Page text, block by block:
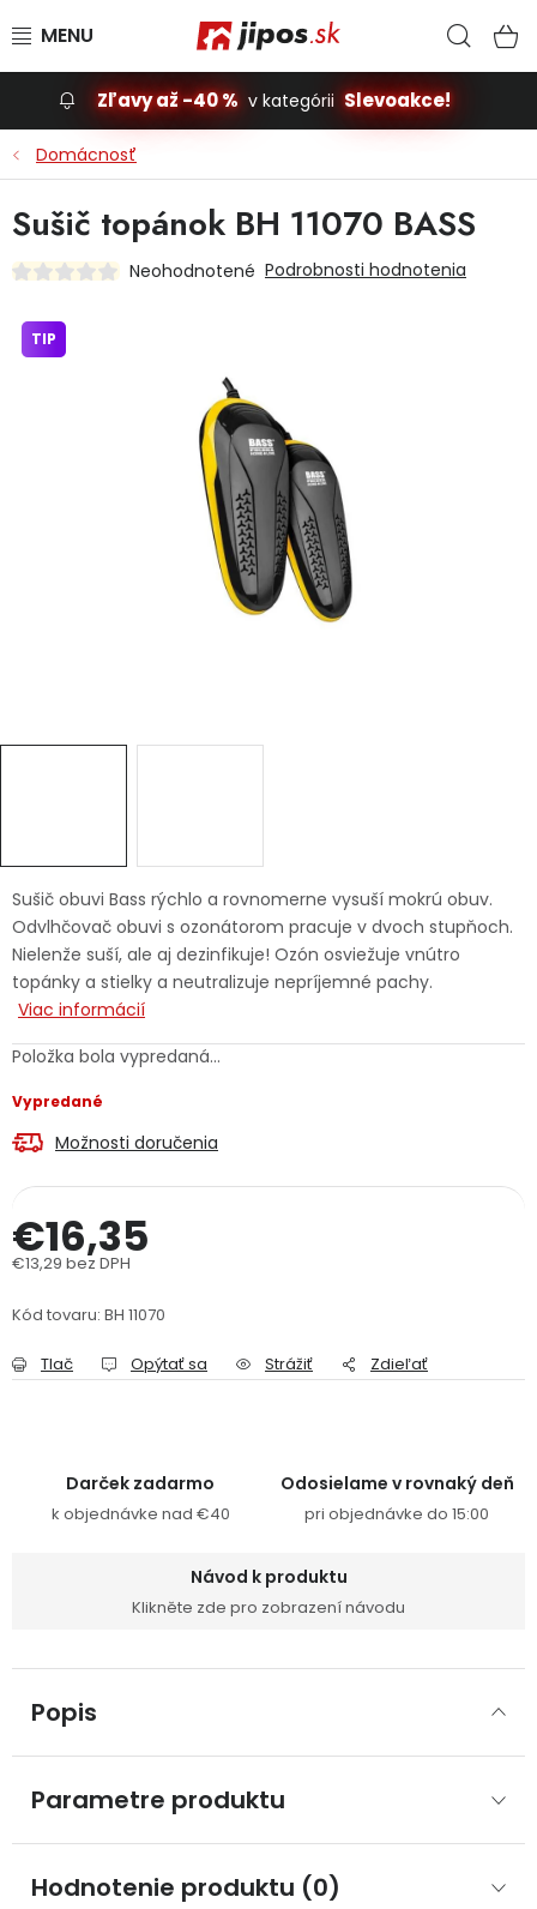
Slevoakce
Stavba, dom
Dielňa
Záhrada
Príslušenstvo pre automobily
Vybavenie a hračky pre deti
Ochranné pracovné pomôcky
Servis náradia Hodnotenie obchodu
Doprava a platba Váš zákaznícky účet
Obchodné podmienky
Přihlášení Registrace +
Zľavy až -40 % v kategórii Slevoakce!
Domácnosť
Sušič obuvi Bass rýchlo a rovnomerne vysuší mokrú obuv.
Odvlhčovač obuvi s ozonátorom pracuje v dvoch stupňoch.
Nielenže suší, ale aj dezinfikuje! Ozón osviežuje vnútro
topánky a stielky a neutralizuje nepríjemné pachy.
Viac informácií
Položka bola vypredaná…
Vypredané
Možnosti doručenia
€16,35
€13,29 bez DPH
Kód tovaru: BH 11070
Tlač Opýtať sa Strážiť Zdieľať
Sušič topánok BH 11070 BASS
Neohodnotené Podrobnosti hodnotenia
TIP
Darček zadarmo
k objednávke nad €40
Odosielame v rovnaký deň
pri objednávke do 15:00
Návod k produktu
Klikněte zde pro zobrazení návodu
Popis
Parametre produktu
Hodnotenie produktu (0)